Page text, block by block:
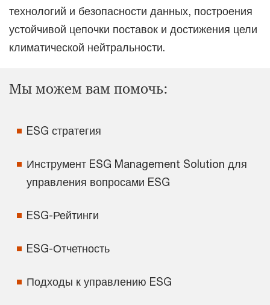
технологий и безопасности данных, построения
устойчивой цепочки поставок и достижения цели
климатической нейтральности.
Мы можем вам помочь:
ESG стратегия
Инструмент ESG Management Solution для
управления вопросами ESG
ESG-Рейтинги
ESG-Отчетность
Подходы к управлению ESG